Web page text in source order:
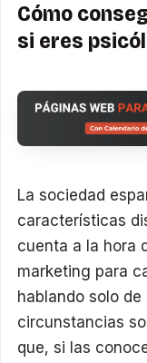
Cómo
si eres
La sociedad
características
cuenta a la hora
marketing para
hablando solo
circunstancias
que, si las